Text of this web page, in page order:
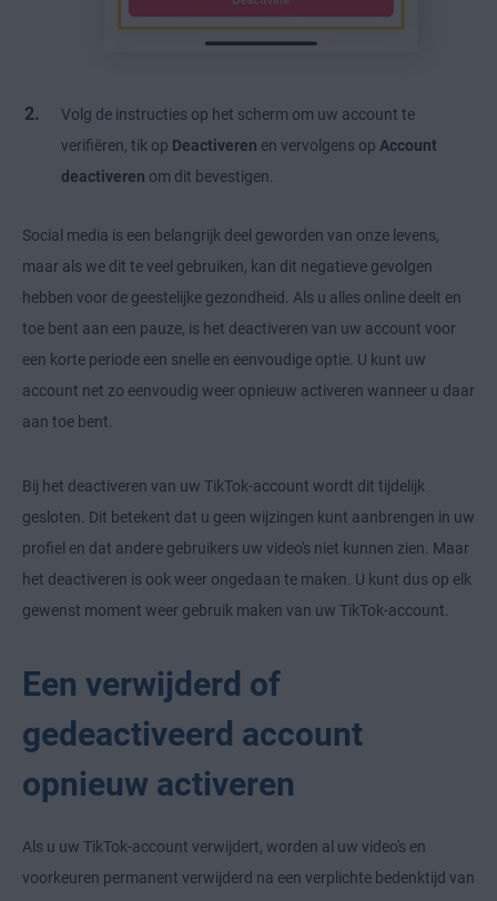
Volg de instructies op het scherm om uw account te
verifiëren, tik op Deactiveren en vervolgens op Account
deactiveren om dit bevestigen.
Social media is een belangrijk deel geworden van onze levens,
maar als we dit te veel gebruiken, kan dit negatieve gevolgen
hebben voor de geestelijke gezondheid . Als u alles online deelt en
toe bent aan een pauze, is het deactiveren van uw account voor
een korte periode een snelle en eenvoudige optie. U kunt uw
account net zo eenvoudig weer opnieuw activeren wanneer u daar
aan toe bent.
Bij het deactiveren van uw TikTok-account wordt dit tijdelijk
gesloten. Dit betekent dat u geen wijzingen kunt aanbrengen in uw
profiel en dat andere gebruikers uw video's niet kunnen zien. Maar
het deactiveren is ook weer ongedaan te maken. U kunt dus op elk
gewenst moment weer gebruik maken van uw TikTok-account.
Een verwijderd of
gedeactiveerd account
opnieuw activeren
Als u uw TikTok-account verwijdert, worden al uw video's en
voorkeuren permanent verwijderd na een verplichte bedenktijd van